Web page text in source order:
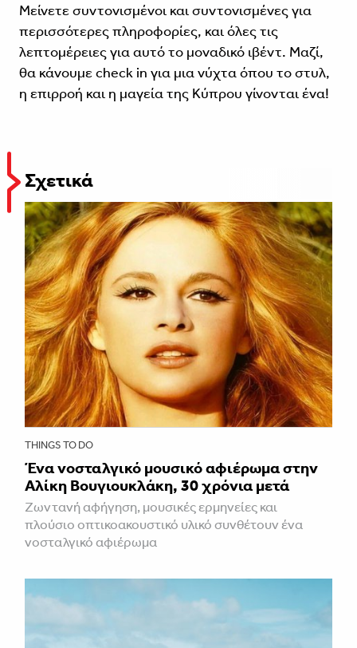
Μείνετε συντονισμένοι και συντονισμένες για
περισσότερες πληροφορίες, και όλες τις
λεπτομέρειες για αυτό το μοναδικό ιβέντ. Μαζί,
θα κάνουμε check in για μια νύχτα όπου το στυλ,
η επιρροή και η μαγεία της Κύπρου γίνονται ένα!
Σχετικά
THINGS TO DO
Ένα νοσταλγικό μουσικό αφιέρωμα στην
Αλίκη Βουγιουκλάκη, 30 χρόνια μετά
Ζωντανή αφήγηση, μουσικές ερμηνείες και
πλούσιο οπτικοακουστικό υλικό συνθέτουν ένα
νοσταλγικό αφιέρωμα